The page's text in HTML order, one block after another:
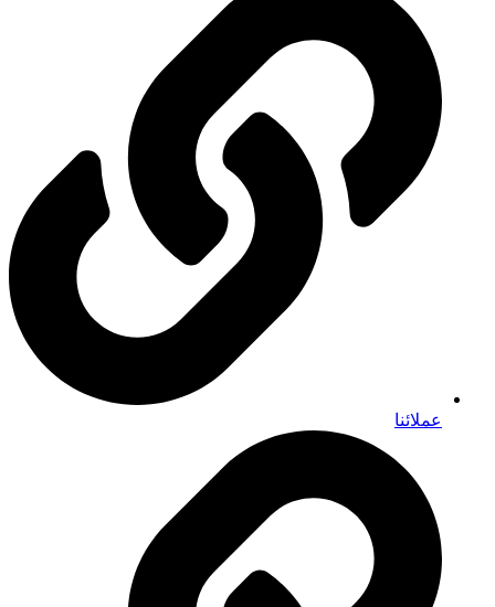
عملائنا